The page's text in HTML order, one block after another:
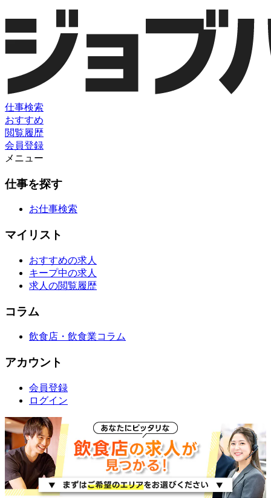
仕事検索
おすすめ
閲覧履歴
会員登録
メニュー
仕事を探す
お仕事検索
マイリスト
おすすめの求人
キープ中の求人
求人の閲覧履歴
コラム
飲食店・飲食業コラム
アカウント
会員登録
ログイン